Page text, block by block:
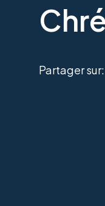
Partager sur: